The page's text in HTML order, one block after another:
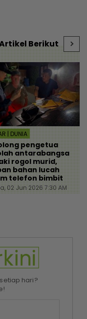
Berikut
| DUNIA
pengetua
antarabangsa
rogol murid,
bahan lucah
telefon bimbit
02 Jun 2026 7:30 AM
hari?